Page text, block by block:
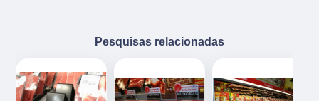
Pesquisas relacionadas